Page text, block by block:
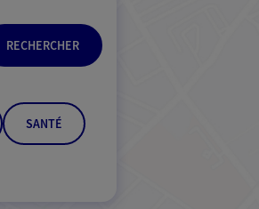
RECHERCHER
SANTÉ